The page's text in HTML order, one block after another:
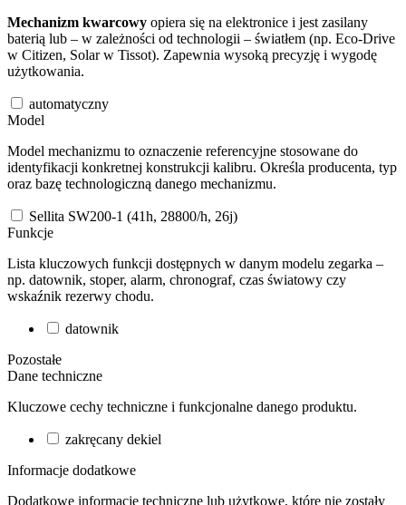
Mechanizm kwarcowy opiera się na elektronice i jest zasilany
baterią lub – w zależności od technologii – światłem (np. Eco-Drive
w Citizen, Solar w Tissot). Zapewnia wysoką precyzję i wygodę
użytkowania.
automatyczny
Model
Model mechanizmu to oznaczenie referencyjne stosowane do
identyfikacji konkretnej konstrukcji kalibru. Określa producenta, typ
oraz bazę technologiczną danego mechanizmu.
Sellita SW200-1 (41h, 28800/h, 26j)
Funkcje
Lista kluczowych funkcji dostępnych w danym modelu zegarka –
np. datownik, stoper, alarm, chronograf, czas światowy czy
wskaźnik rezerwy chodu.
datownik
Pozostałe
Dane techniczne
Kluczowe cechy techniczne i funkcjonalne danego produktu.
zakręcany dekiel
Informacje dodatkowe
Dodatkowe informacje techniczne lub użytkowe, które nie zostały